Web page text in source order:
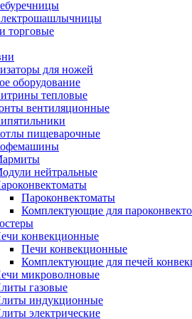
торговые
для ножей
оборудование
тепловые
вентиляционные
пищеварочные
нейтральные
Пароконвектоматы
Комплектующие для
конвекционные
Печи конвекционные
Комплектующие для печей
микроволновые
газовые
индукционные
электрические